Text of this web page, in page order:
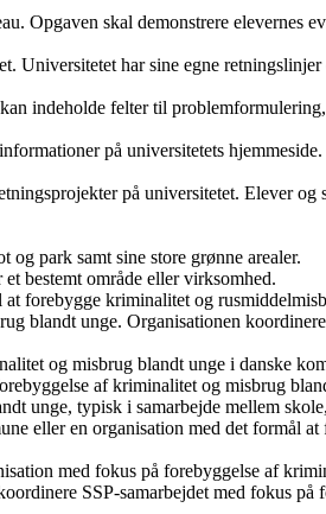
Opgaven skal demonstrere elevernes
Universitetet har sine egne
indeholde felter til
på universitetets
på universitetet. Elever og
park samt sine store grønne arealer.
bestemt område eller virksomhed.
at forebygge kriminalitet og
blandt unge. Organisationen
og misbrug blandt unge i danske
af kriminalitet og misbrug
unge, typisk i samarbejde mellem
eller en organisation med det formål
med fokus på forebyggelse af
SSP-samarbejdet med fokus